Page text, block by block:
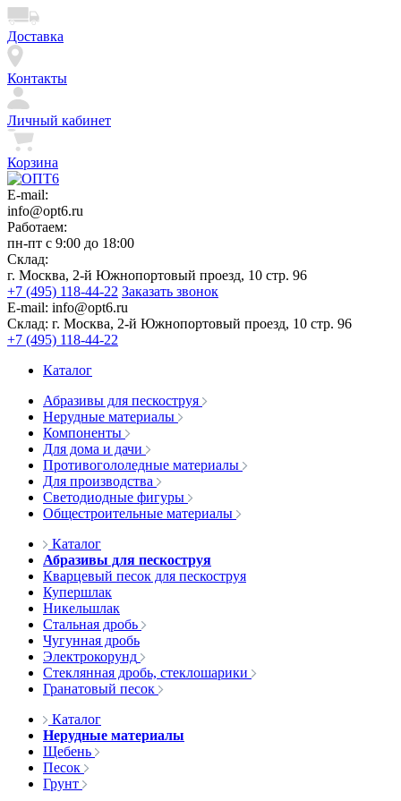
Доставка
Контакты
Личный кабинет
Корзина
E-mail:
info@opt6.ru
Работаем:
пн-пт с 9:00 до 18:00
Склад:
г. Москва, 2-й Южнопортовый проезд, 10 стр. 96
+7 (495) 118-44-22 Заказать звонок
E-mail: info@opt6.ru
Склад: г. Москва, 2-й Южнопортовый проезд, 10 стр. 96
+7 (495) 118-44-22
Каталог
Абразивы для пескоструя
Нерудные материалы
Компоненты
Для дома и дачи
Противогололедные материалы
Для производства
Светодиодные фигуры
Общестроительные материалы
Каталог
Абразивы для пескоструя
Кварцевый песок для пескоструя
Купершлак
Никельшлак
Стальная дробь
Чугунная дробь
Электрокорунд
Стеклянная дробь, стеклошарики
Гранатовый песок
Каталог
Нерудные материалы
Щебень
Песок
Грунт